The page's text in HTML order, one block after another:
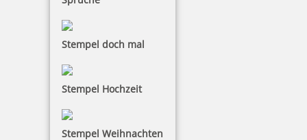
Stempel doch mal
Stempel Hochzeit
Stempel Weihnachten